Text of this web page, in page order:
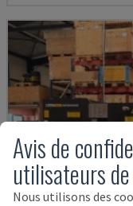
Avis de
utilisateurs
Nous utilisons des